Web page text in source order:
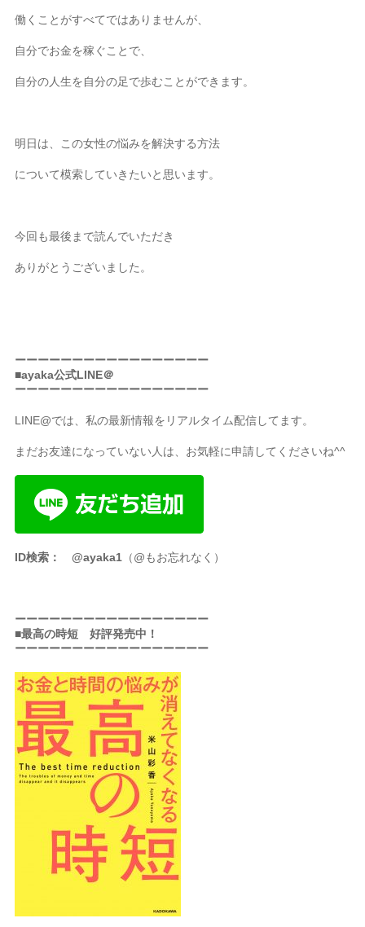
働くことがすべてではありませんが、
自分でお金を稼ぐことで、
自分の人生を自分の足で歩むことができます。
明日は、この女性の悩みを解決する方法
について模索していきたいと思います。
今回も最後まで読んでいただき
ありがとうございました。
ーーーーーーーーーーーーーーーーー
■ayaka公式LINE＠
ーーーーーーーーーーーーーーーーー
LINE@では、私の最新情報をリアルタイム配信してます。
まだお友達になっていない人は、お気軽に申請してくださいね^^
ID検索： @ayaka1 （@もお忘れなく）
ーーーーーーーーーーーーーーーーー
■最高の時短 好評発売中！
ーーーーーーーーーーーーーーーーー